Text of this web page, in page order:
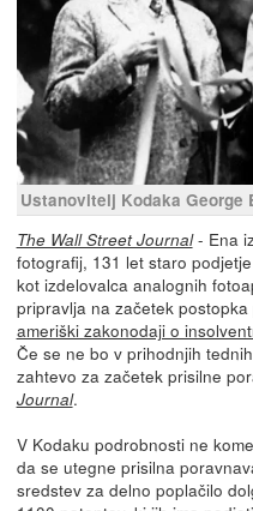
Ustanovitelj Kodaka George
The Wall Street Journal- Ena
fotografij, 131 let staro
kot izdelovalca analognih
pripravlja na začetek
ameriški zakonodaji o
Če se ne bo v prihodnjih
zahtevo za začetek prisilne
Journal.
V Kodaku podrobnosti ne
da se utegne prisilna
sredstev za delno poplačilo